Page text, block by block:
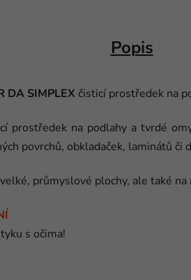
Popis
DA SIMPLEX čisticí prostředek na
prostředek na podlahy a tvrdé
povrchů, obkladaček, laminátů či
průmyslové plochy, ale také
s očima!